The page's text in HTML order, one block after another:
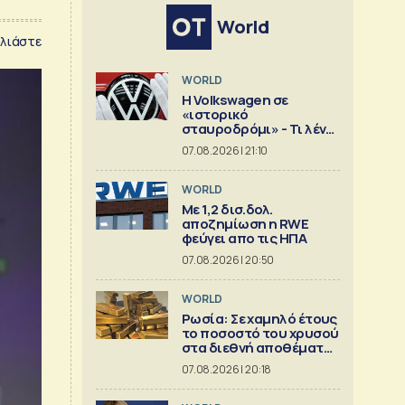
World
WORLD
Η Volkswagen σε
«ιστορικό
σταυροδρόμι» - Τι λένε
οι οικογένειες που την
ελέγχουν
07.08.2026 | 21:10
WORLD
Με 1,2 δισ.δολ.
αποζημίωση η RWE
φεύγει απο τις ΗΠΑ
07.08.2026 | 20:50
WORLD
Ρωσία: Σε χαμηλό έτους
το ποσοστό του χρυσού
στα διεθνή αποθέματα
της Μόσχας
07.08.2026 | 20:18